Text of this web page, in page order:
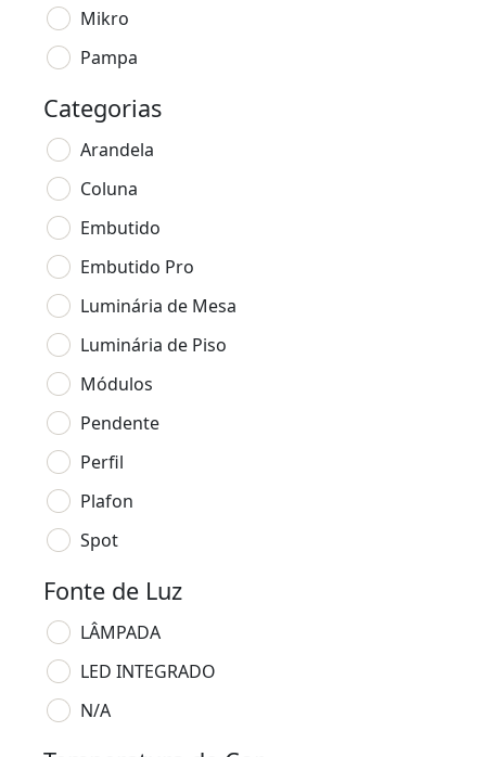
Mikro
Pampa
Categorias
Arandela
Coluna
Embutido
Embutido Pro
Luminária de Mesa
Luminária de Piso
Módulos
Pendente
Perfil
Plafon
Spot
Fonte de Luz
LÂMPADA
LED INTEGRADO
N/A